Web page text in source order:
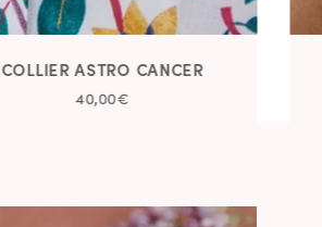
COLLIER ASTRO CANCER
40,00€